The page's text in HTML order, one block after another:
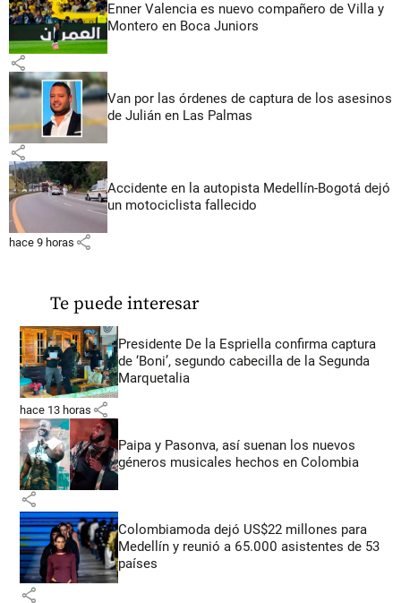
Enner Valencia es nuevo compañero de Villa y
Montero en Boca Juniors
share
Van por las órdenes de captura de los asesinos
de Julián en Las Palmas
share
Accidente en la autopista Medellín-Bogotá dejó
un motociclista fallecido
hace 9 horas share
Te puede interesar
Presidente De la Espriella confirma captura
de ‘Boni’, segundo cabecilla de la Segunda
Marquetalia
hace 13 horas share
Paipa y Pasonva, así suenan los nuevos
géneros musicales hechos en Colombia
share
Colombiamoda dejó US$22 millones para
Medellín y reunió a 65.000 asistentes de 53
países
share